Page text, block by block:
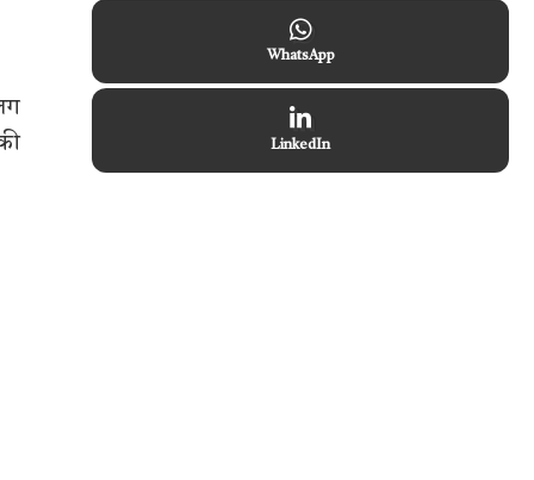
WhatsApp
LinkedIn